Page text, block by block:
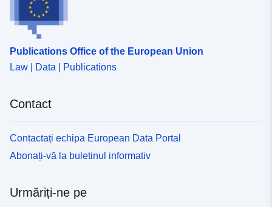
Publications Office of the European Union
Law | Data | Publications
Contact
Contactați echipa European Data Portal
Abonați-vă la buletinul informativ
Urmăriți-ne pe